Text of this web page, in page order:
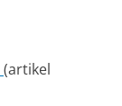
(artikel